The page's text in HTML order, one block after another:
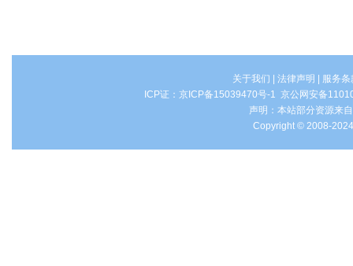
关于我们 法律声明
服务条
ICP证： 京ICP备15039470号-1 京公网安备
声明：本站部分资源来
Copyright © 2008-